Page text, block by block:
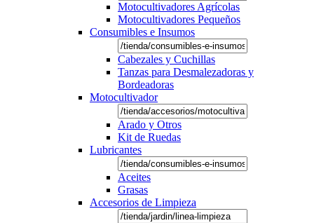
Motocultivadores Agrícolas
Motocultivadores Pequeños
Consumibles e Insumos
Cabezales y Cuchillas
Tanzas para Desmalezadoras y
Bordeadoras
Motocultivador
Arado y Otros
Kit de Ruedas
Lubricantes
Aceites
Grasas
Accesorios de Limpieza